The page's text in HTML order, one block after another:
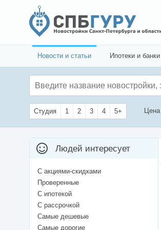
Новости и статьи Ипотеки и банки
Студия 1 2 3 4 5+ Цена
Людей интересует
С акциями-скидками
Проверенные
С ипотекой
С рассрочкой
Самые дешевые
Самые дорогие